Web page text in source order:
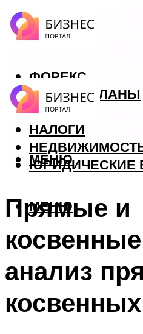
ФОРЕКС
БИЗНЕС ПЛАНЫ
КРЕДИТЫ
НАЛОГИ
ЮРИДИЧЕСКИЕ
МЕНЮ
МЕНЮ
Прямые и
анализ